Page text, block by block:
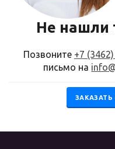
Не нашли
Позвоните +7
письмо на